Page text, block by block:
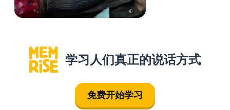
学习人们真正的说话方式
免费开始学习